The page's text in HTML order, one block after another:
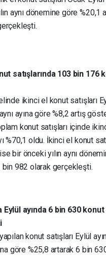
aynı dönemine göre %20,1
satışlarında 103 bin 176
ikinci el konut satışları
ayına göre %8,2 artış
konut satışları içinde
%70,1 oldu. İkinci el konut
bir önceki yılın aynı
bin 982 olarak gerçekleşti.
Eylül ayında 6 bin 630 konut
konut satışları Eylül
göre %25,8 artarak 6 bin